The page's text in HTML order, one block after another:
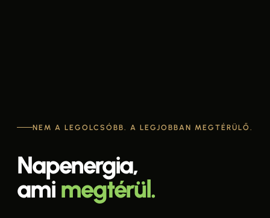
NEM A LEGOLCSÓBB. A LEGJOBBAN MEGTÉRÜLŐ.
Napenergia,
ami megtérül.